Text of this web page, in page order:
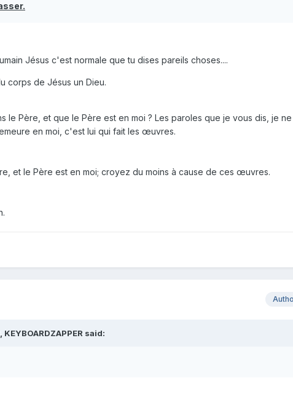
Jésus c'est normale que tu dises pareils choses....
corps de Jésus un Dieu.
le Père , et que le Père est en moi ? Les paroles que je vous dis, je
en moi , c'est lui qui fait les œuvres.
, et le Père est en moi; croyez du moins à cause de ces œuvres.
.
KEYBOARDZAPPER said: